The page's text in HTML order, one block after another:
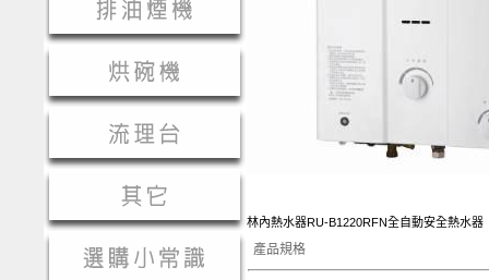
林內熱水器RU-B1220RFN全自動安全熱水器
產品規格